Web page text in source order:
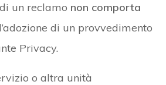
un reclamo non comporta
di un provvedimento
Privacy.
o altra unità